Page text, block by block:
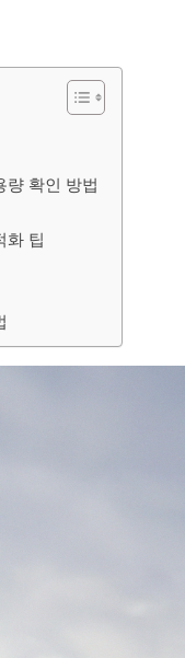
량 확인 방법
화 팁